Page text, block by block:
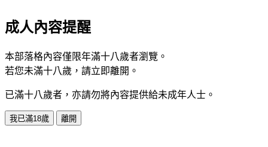
成人內容提醒
本部落格內容僅限年滿十八歲者瀏覽。
若您未滿十八歲，請立即離開。
已滿十八歲者，亦請勿將內容提供給未成年人士。
我已滿18歲 離開